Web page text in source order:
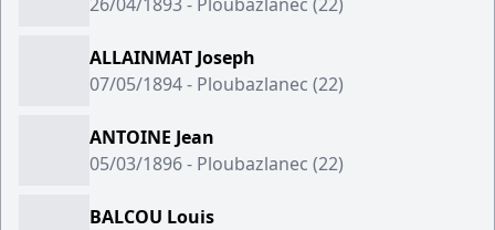
ALLAINMAT Joseph
07/05/1894 - Ploubazlanec (22)
ANTOINE Jean
05/03/1896 - Ploubazlanec (22)
BALCOU Louis